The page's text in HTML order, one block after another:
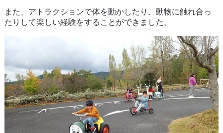
また、アトラクションで体を動かしたり、動物に触れ合っ
たりして楽しい経験をすることができました。